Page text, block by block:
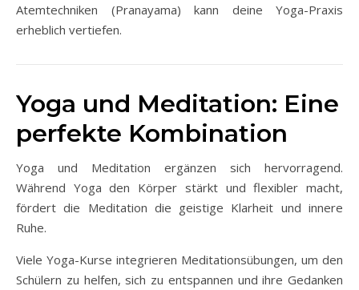
Atemtechniken (Pranayama) kann deine Yoga-Praxis
erheblich vertiefen.
Yoga und Meditation: Eine
perfekte Kombination
Yoga und Meditation ergänzen sich hervorragend.
Während Yoga den Körper stärkt und flexibler macht,
fördert die Meditation die geistige Klarheit und innere
Ruhe.
Viele Yoga-Kurse integrieren Meditationsübungen, um den
Schülern zu helfen, sich zu entspannen und ihre Gedanken